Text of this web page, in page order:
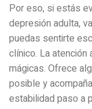
Por eso, si estás
depresión adulta,
puedas sentirte
clínico. La
mágicas. Ofrece
posible y
estabilidad paso a